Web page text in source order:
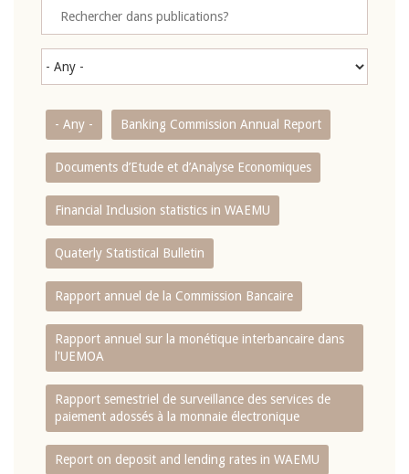
- Any - Banking Commission Annual Report
Documents d’Etude et d’Analyse Economiques
Financial Inclusion statistics in WAEMU
Quaterly Statistical Bulletin
Rapport annuel de la Commission Bancaire
Rapport annuel sur la monétique interbancaire dans
l'UEMOA
Rapport semestriel de surveillance des services de
paiement adossés à la monnaie électronique
Report on deposit and lending rates in WAEMU